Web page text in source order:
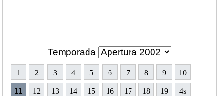
Temporada
1 2 3 4 5 6 7 8 9 10
11 12 13 14 15 16 17 18 19 4s